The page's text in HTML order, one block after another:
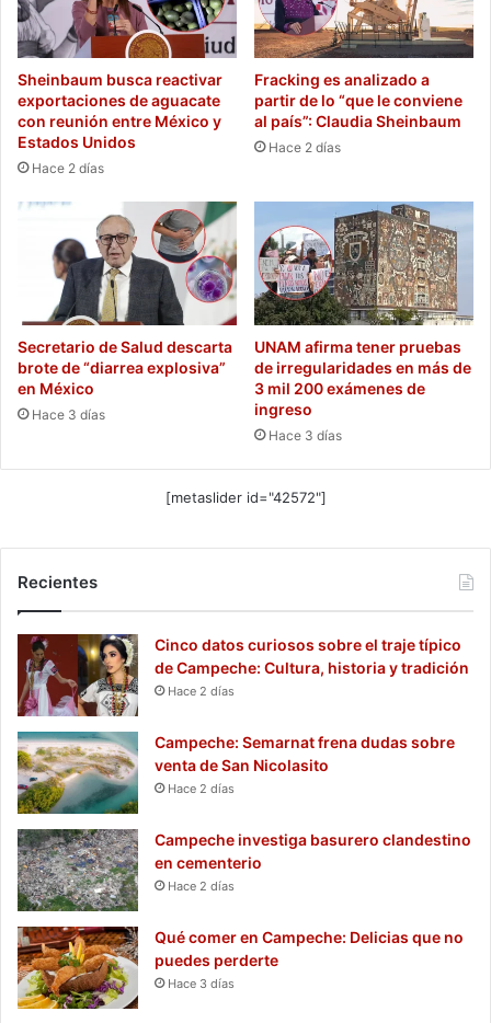
Sheinbaum busca reactivar
exportaciones de aguacate
con reunión entre México y
Estados Unidos
Hace 2 días
Fracking es analizado a
partir de lo “que le conviene
al país”: Claudia Sheinbaum
Hace 2 días
Secretario de Salud descarta
brote de “diarrea explosiva”
en México
Hace 3 días
UNAM afirma tener pruebas
de irregularidades en más de
3 mil 200 exámenes de
ingreso
Hace 3 días
[metaslider id="42572"]
Recientes
Cinco datos curiosos sobre el traje típico
de Campeche: Cultura, historia y tradición
Hace 2 días
Campeche: Semarnat frena dudas sobre
venta de San Nicolasito
Hace 2 días
Campeche investiga basurero clandestino
en cementerio
Hace 2 días
Qué comer en Campeche: Delicias que no
puedes perderte
Hace 3 días